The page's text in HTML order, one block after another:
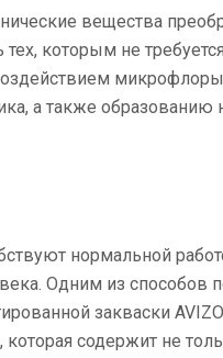
вещества
которым не
а также
нормальной
Одним из способов
закваски
содержит не